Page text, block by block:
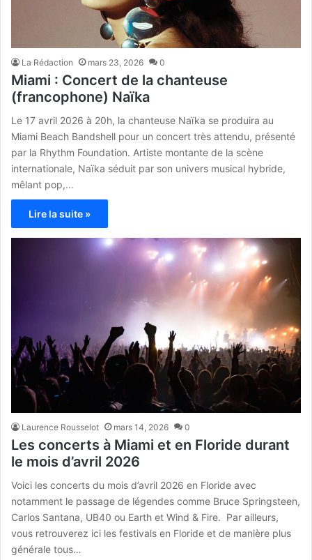
La Rédaction mars 23, 2026 0
Miami : Concert de la chanteuse
(francophone) Naïka
Le 17 avril 2026 à 20h, la chanteuse Naïka se produira au
Miami Beach Bandshell pour un concert très attendu, présenté
par la Rhythm Foundation. Artiste montante de la scène
internationale, Naïka séduit par son univers musical hybride,
mêlant pop,…
Lire la suite »
Laurence Rousselot mars 14, 2026 0
Les concerts à Miami et en Floride durant
le mois d’avril 2026
Voici les concerts du mois d’avril 2026 en Floride avec
notamment le passage de légendes comme Bruce Springsteen,
Carlos Santana, UB40 ou Earth et Wind & Fire. Par ailleurs,
vous retrouverez ici les festivals en Floride et de manière plus
générale tous…